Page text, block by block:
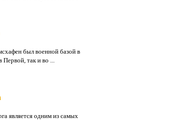
был военной базой в
Первой, так и во ...
является одним из самых